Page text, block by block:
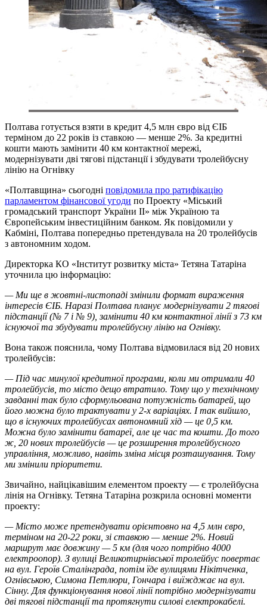
Полтава готується взяти в кредит 4,5 млн євро від ЄІБ
терміном до 22 років із ставкою — менше 2%. За кредитні
кошти мають замінити 40 км контактної мережі,
модернізувати дві тягові підстанції і збудувати тролейбусну
лінію на Огнівку
«Полтавщина» сьогодні повідомила про ратифікацію
парламентом фінансової угоди по Проекту «Міський
громадський транспорт України ІІ» між Україною та
Європейським інвестиційним банком. Як повідомили у
Кабміні, Полтава попередньо претендувала на 20 тролейбусів
з автономним ходом.
Директорка КО «Інститут розвитку міста» Тетяна Татаріна
уточнила цю інформацію:
— Ми ще в жовтні-листопаді змінили формат вираження
інтересів ЄІБ. Наразі Полтава планує модернізувати 2 тягові
підстанції (№ 7 і № 9), замінити 40 км контактної лінії з 73 км
існуючої та збудувати тролейбусну лінію на Огнівку.
Вона також пояснила, чому Полтава відмовилася від 20 нових
тролейбусів:
— Під час минулої кредитної програми, коли ми отримали 40
тролейбусів, то місто дещо втратило. Тому що у технічному
завданні так було сформульована потужність батарей, що
його можна було трактувати у 2-х варіаціях. І так вийшло,
що в існуючих тролейбусах автономний хід — це 0,5 км.
Можна було замінити батареї, але це час та кошти. До того
ж, 20 нових тролейбусів — це розширення тролейбусного
управління, можливо, навіть зміна місця розташування. Тому
ми змінили пріоритети.
Звичайно, найцікавішим елементом проекту — є тролейбусна
лінія на Огнівку. Тетяна Татаріна розкрила основні моменти
проекту:
— Місто може претендувати орієнтовно на 4,5 млн євро,
терміном на 20-22 роки, зі ставкою — менше 2%. Новий
маршрут має довжину — 5 км (для чого потрібно 4000
електроопор). З вулиці Великотирнівської тролейбус повертає
на вул. Героїв Сталінграда, потім їде вулицями Нікітченка,
Огнівською, Симона Петлюри, Гончара і виїжджає на вул.
Сінну. Для функціонування нової лінії потрібно модернізувати
дві тягові підстанції та протягнути силові електрокабелі.